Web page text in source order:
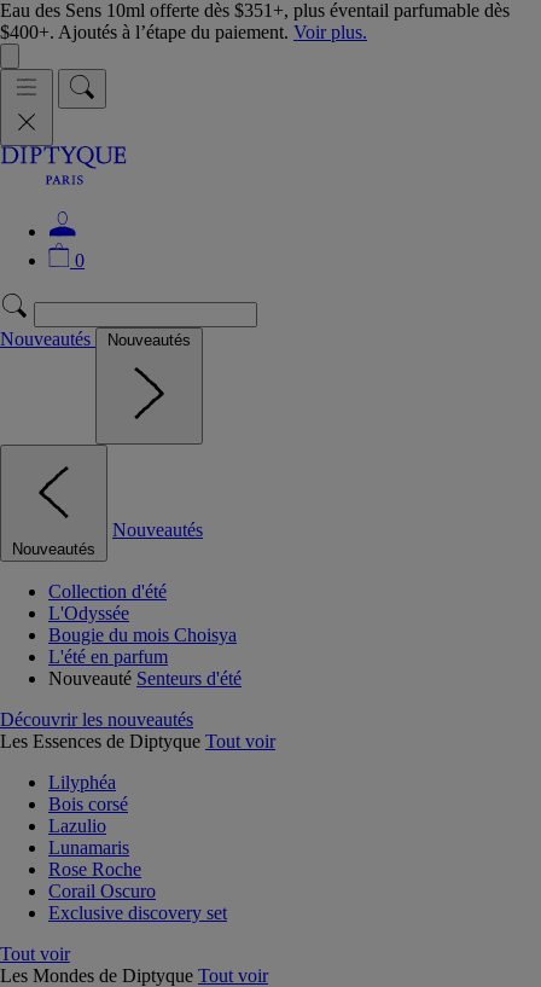
Eau des Sens 10ml offerte dès $351+, plus éventail parfumable dès
$400+. Ajoutés à l’étape du paiement. Voir plus.
0
Nouveautés Nouveautés
Nouveautés
Nouveautés
Collection d'été
L'Odyssée
Bougie du mois Choisya
L'été en parfum
Nouveauté Senteurs d'été
Découvrir les nouveautés
Les Essences de Diptyque Tout voir
Lilyphéa
Bois corsé
Lazulio
Lunamaris
Rose Roche
Corail Oscuro
Exclusive discovery set
Tout voir
Les Mondes de Diptyque Tout voir